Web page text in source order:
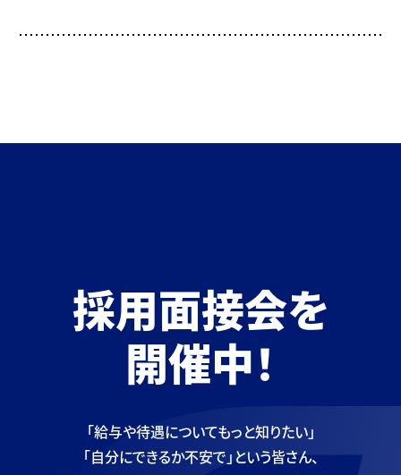
採用面接会を
開催中！
「給与や待遇についてもっと知りたい」
「自分にできるか不安で」という皆さん、